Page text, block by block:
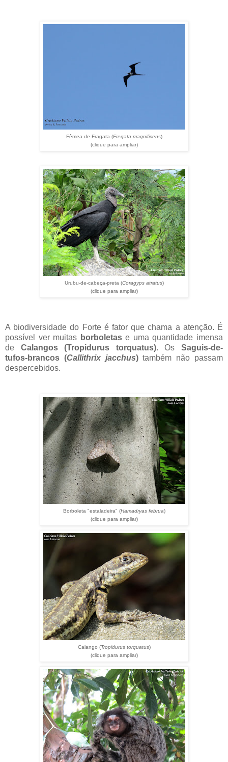
Fêmea de Fragata (Fregata magnificens)
(clique para ampliar)
Urubu-de-cabeça-preta (Coragyps atratus)
(clique para ampliar)
A biodiversidade do Forte é fator que chama a atenção. É
possível ver muitas borboletase uma quantidade imensa
de Calangos (Tropidurus torquatus). OsSaguis-de-
tufos-brancos (Callithrix jacchus)também não passam
despercebidos.
Borboleta "estaladeira" (Hamadryas februa)
(clique para ampliar)
Calango (Tropidurus torquatus)
(clique para ampliar)